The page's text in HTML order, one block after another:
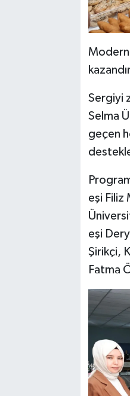
Modern
Sergiyi
Selma
geçen
eşi Filiz
eşi
Şirikçi,
Fatma